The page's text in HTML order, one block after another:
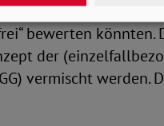
Angeboten
bewerten könnten.
der
vermischt werden.